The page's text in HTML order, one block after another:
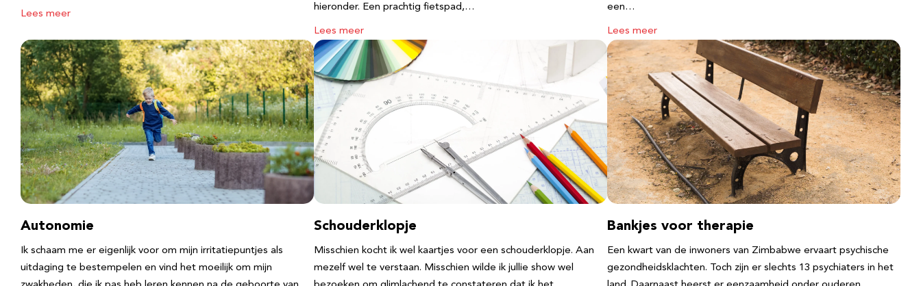
Lees meer
hieronder. Een prachtig fietspad,…
Lees meer
een…
Lees meer
Autonomie
Ik schaam me er eigenlijk voor om mijn irritatiepuntjes als
uitdaging te bestempelen en vind het moeilijk om mijn
Schouderklopje
Misschien kocht ik wel kaartjes voor een schouderklopje. Aan
mezelf wel te verstaan. Misschien wilde ik jullie show wel
Bankjes voor therapie
Een kwart van de inwoners van Zimbabwe ervaart psychische
gezondheidsklachten. Toch zijn er slechts 13 psychiaters in het